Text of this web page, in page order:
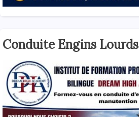
Conduite Engins Lourds